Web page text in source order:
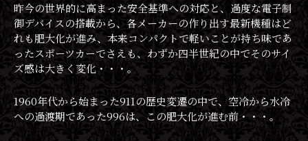
昨今の世界的に高まった安全基準への対応と、過度な電子制
御デバイスの搭載から、各メーカーの作り出す最新機種はど
れも肥大化が進み、本来コンパクトで軽いことが持ち味であ
ったスポーツカーでさえも、わずか四半世紀の中でそのサイ
ズ感は大きく変化・・・。
1960年代から始まった911の歴史変遷の中で、空冷から水冷
への過渡期であった996は、この肥大化が進む前・・・。